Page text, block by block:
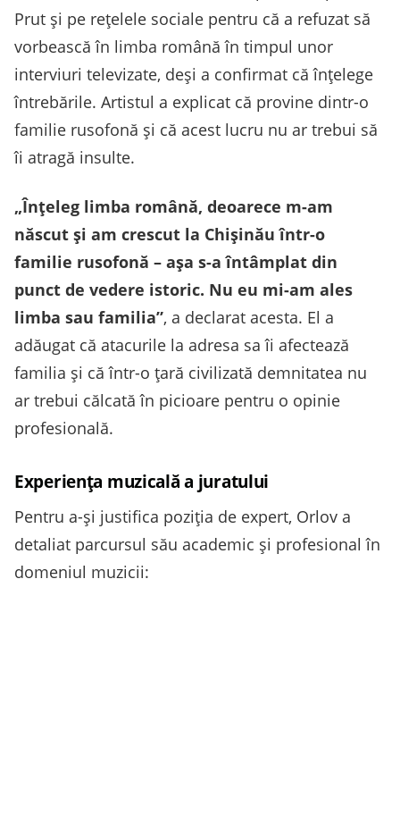
Prut și pe rețelele sociale pentru că a refuzat să
vorbească în limba română în timpul unor
interviuri televizate, deși a confirmat că înțelege
întrebările. Artistul a explicat că provine dintr-o
familie rusofonă și că acest lucru nu ar trebui să
îi atragă insulte.
„Înțeleg limba română, deoarece m-am
născut și am crescut la Chișinău într-o
familie rusofonă – așa s-a întâmplat din
punct de vedere istoric. Nu eu mi-am ales
limba sau familia”, a declarat acesta. El a
adăugat că atacurile la adresa sa îi afectează
familia și că într-o țară civilizată demnitatea nu
ar trebui călcată în picioare pentru o opinie
profesională.
Experiența muzicală a juratului
Pentru a-și justifica poziția de expert, Orlov a
detaliat parcursul său academic și profesional în
domeniul muzicii: